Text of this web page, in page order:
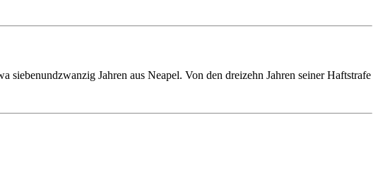
Jahren aus Neapel. Von den dreizehn Jahren seiner Haft­strafe